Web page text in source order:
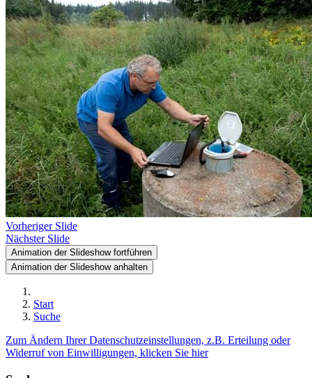
Vorheriger Slide
Nächster Slide
Animation der Slideshow fortführen
Animation der Slideshow anhalten
Start
Suche
Zum Ändern Ihrer Datenschutzeinstellungen, z.B. Erteilung oder
Widerruf von Einwilligungen, klicken Sie hier